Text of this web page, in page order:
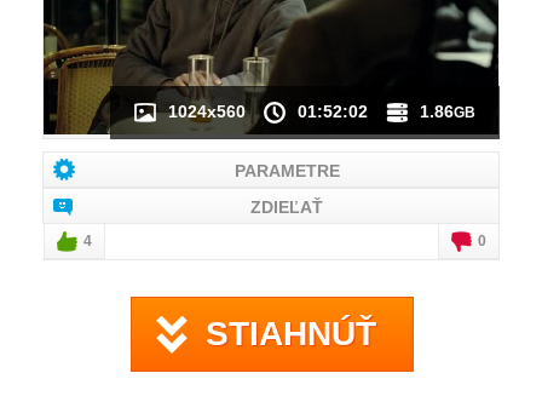
1024x560 01:52:02 1.86GB
PARAMETRE
ZDIEĽAŤ
4 0
STIAHNÚŤ